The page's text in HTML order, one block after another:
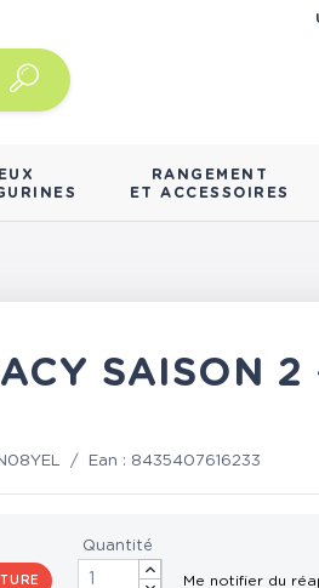
RANGEMENT
ET ACCESSOIRES
SAISON 2
/ Ean : 8435407616233
Quantité